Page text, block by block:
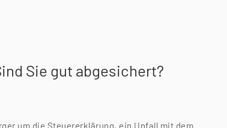
Sie gut abgesichert?
um die Steuererklärung, ein Unfall mit dem